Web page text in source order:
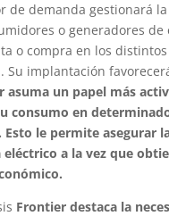
de demanda gestionará
o generadores de
o compra en los
Su implantación
asuma un papel más
consumo en
le permite asegurar
eléctrico a la vez que
Frontier destaca la